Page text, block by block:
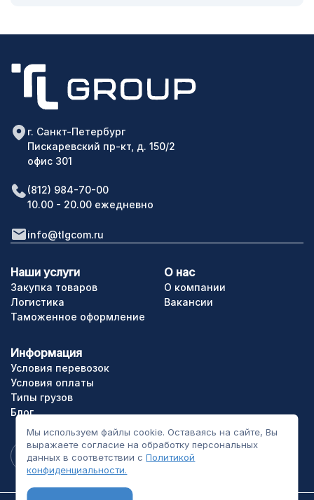
Мы используем файлы cookie. Оставаясь на сайте, Вы
выражаете согласие на обработку персональных
данных в соответствии сПолитикой
конфиденциальности.
г. Санкт-Петербург
Пискаревский пр-кт, д. 150/2
офис 301
(812) 984-70-00
10.00 - 20.00 ежедневно
info@tlgcom.ru
Закупка товаров
Наши услуги
Логистика
Таможенное оформление
О нас
О компании
Вакансии
Информация
Условия перевозок
Условия оплаты
Типы грузов
Блог